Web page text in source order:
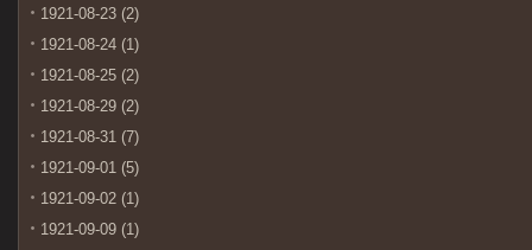
1921-08-23 (2)
1921-08-24 (1)
1921-08-25 (2)
1921-08-29 (2)
1921-08-31 (7)
1921-09-01 (5)
1921-09-02 (1)
1921-09-09 (1)